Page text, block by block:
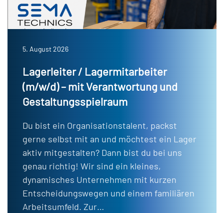
5. August 2026
Lagerleiter / Lagermitarbeiter
(m/w/d) – mit Verantwortung und
Gestaltungsspielraum
Du bist ein Organisationstalent, packst
gerne selbst mit an und möchtest ein Lager
aktiv mitgestalten? Dann bist du bei uns
genau richtig! Wir sind ein kleines,
dynamisches Unternehmen mit kurzen
Entscheidungswegen und einem familiären
Arbeitsumfeld. Zur…